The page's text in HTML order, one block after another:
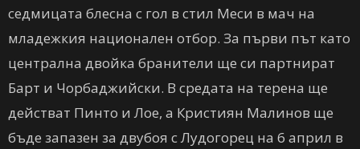
седмицата блесна с гол в стил Меси в мач на
младежкия национален отбор. За първи път като
централна двойка бранители ще си партнират
Барт и Чорбаджийски. В средата на терена ще
действат Пинто и Лое, а Кристиян Малинов ще
бъде запазен за двубоя с Лудогорец на 6 април в